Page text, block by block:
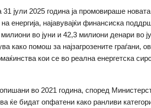
31 јули 2025 година ја промовираше
енергија, најавувајќи финансиска
во јуни и 42,3 милиони денари во
како помош за најзагрозените граѓани,
кои се во реална енергетска
во 2021 година, според
ќе бидат опфатени како ранливи